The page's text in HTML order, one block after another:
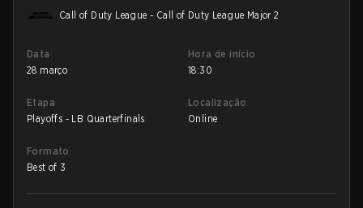
Call of Duty League - Call of Duty League Major 2
Data
28 março
Hora de início
18:30
Etapa
Playoffs - LB Quarterfinals
Localização
Online
Formato
Best of 3